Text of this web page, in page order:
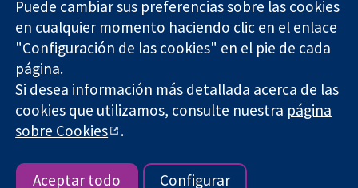
Library
The Cochrane Collaboration is a charity (no. 1045921) and a
company limited by guarantee (no. 03044323) registered in
England & Wales. VAT registration number GB 718 2127 49.
Copyright © 2026 The Cochrane Collaboration
Términos y condiciones del sitio web|Responsabilidades
Privacidad|Política de cookies|Configuración de cookies
Puede cambiar sus preferencias sobre las cookies
en cualquier momento haciendo clic en el enlace
"Configuración de las cookies" en el pie de cada
página.
Si desea información más detallada acerca de las
cookies que utilizamos, consulte nuestra página
sobre Cookies
.
Aceptar todo Configurar